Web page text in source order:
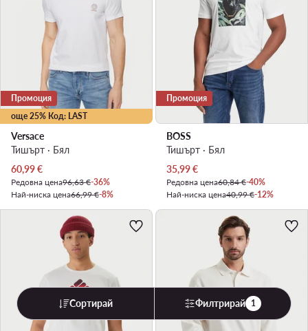
още 25% Код: LAST
Промоция
Versace
Тишърт · Бял
Актуална цена
60,99€
Редовна цена96,63 €-36%
Най-ниска цена66,99 €-8%
Промоция
BOSS
Тишърт · Бял
Актуална цена
35,99€
Редовна цена60,84 €-40%
Най-ниска цена40,99 €-12%
Сортирай Филтрирай 1